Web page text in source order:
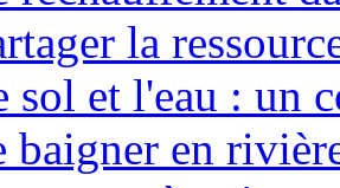
la
sol et l'eau : un
baigner en